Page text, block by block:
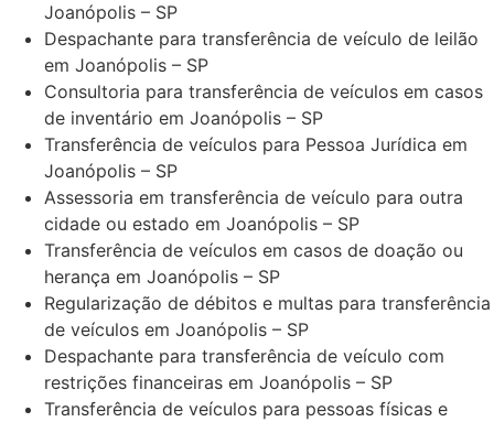
Joanópolis – SP
Despachante para transferência de veículo de leilão
em Joanópolis – SP
Consultoria para transferência de veículos em casos
de inventário em Joanópolis – SP
Transferência de veículos para Pessoa Jurídica em
Joanópolis – SP
Assessoria em transferência de veículo para outra
cidade ou estado em Joanópolis – SP
Transferência de veículos em casos de doação ou
herança em Joanópolis – SP
Regularização de débitos e multas para transferência
de veículos em Joanópolis – SP
Despachante para transferência de veículo com
restrições financeiras em Joanópolis – SP
Transferência de veículos para pessoas físicas e